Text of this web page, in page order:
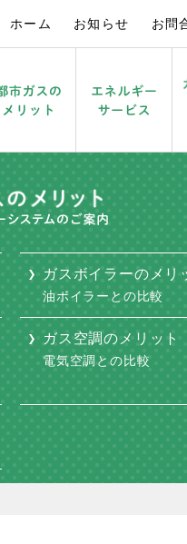
ガス
学校・保育園
ホーム お知らせ お問
ガスボイラーのメリ
油ボイラーとの比較
ガス空調のメリット
電気空調との比較